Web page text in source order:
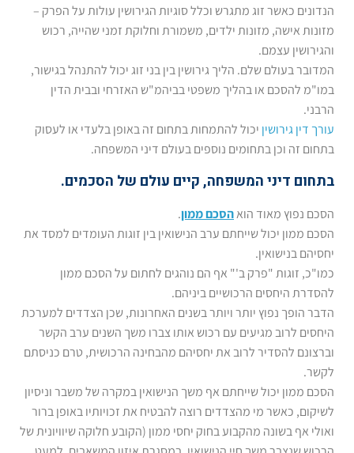
הנדונים כאשר זוג מתגרש וכלל סוגיות הגירושין עולות על הפרק –
מזונות אישה, מזונות ילדים, משמורת וחלוקת זמני שהייה, רכוש
והגירושין עצמם.
המדובר בעולם שלם. הליך גירושין בין בני זוג יכול להתנהל בגישור,
במו"מ להסכם או בהליך משפטי בביהמ"ש האזרחי ובבית הדין
הרבני.
עורך דין גירושין יכול להתמחות בתחום זה באופן בלעדי או לעסוק
בתחום זה וכן בתחומים נוספים בעולם דיני המשפחה.
בתחום דיני המשפחה, קיים עולם של הסכמים.
הסכם נפוץ מאוד הואהסכם ממון.
הסכם ממון יכול שייחתם ערב הנישואין בין זוגות העומדים למסד את
יחסיהם בנישואין.
כמו"כ, זוגות "פרק ב'" אף הם נוהגים לחתום על הסכם ממון
להסדרת היחסים הרכושיים ביניהם.
הדבר הופך נפוץ יותר ויותר בשנים האחרונות, שכן הצדדים למערכת
היחסים לרוב מגיעים עם רכוש אותו צברו משך השנים ערב הקשר
וברצונם להסדיר לרוב את יחסיהם מהבחינה הרכושית, טרם כניסתם
לקשר.
הסכם ממון יכול שייחתם אף משך הנישואין במקרה של משבר וניסיון
לשיקום, כאשר מי מהצדדים רוצה להבטיח את זכויותיו באופן ברור
ואולי אף בשונה מהקבוע בחוק יחסי ממון (הקובע חלוקה שיוויונית של